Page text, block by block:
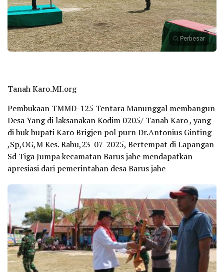
Perbesar
Tanah Karo.MI.org
Pembukaan TMMD-125 Tentara Manunggal membangun
Desa Yang di laksanakan Kodim 0205/ Tanah Karo , yang
di buk bupati Karo Brigjen pol purn Dr.Antonius Ginting
,Sp,OG,M Kes. Rabu,23-07-2025, Bertempat di Lapangan
Sd Tiga Jumpa kecamatan Barus jahe mendapatkan
apresiasi dari pemerintahan desa Barus jahe